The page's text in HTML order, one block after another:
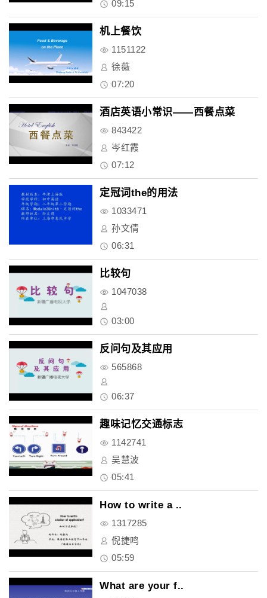
09:15
机上餐饮
1151122
徐薇
07:20
酒店英语小常识——西餐点菜
843422
岑红霞
07:12
定冠词the的用法
1033471
孙文倩
06:31
比较句
1047038
03:00
反问句及其应用
565868
06:37
趣味记忆交通标志
1142741
吴慧波
05:41
How to write a ..
1317285
倪捷鸣
05:59
What are your f..